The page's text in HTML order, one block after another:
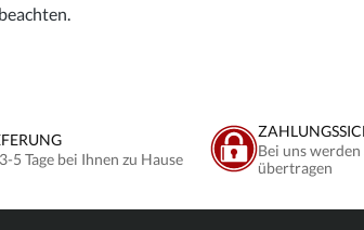
5 Tage bei Ihnen zu Hause
Bei uns
übertragen